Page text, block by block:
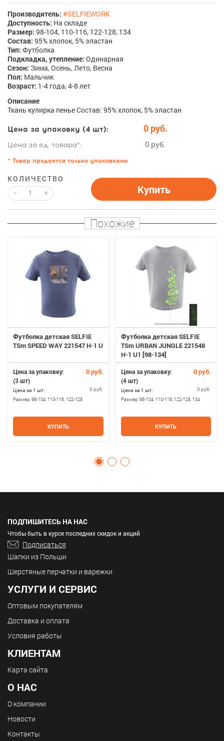
Производитель: #SELFIEWORK
Доступность: На складе
Размер: 98-104, 110-116, 122-128, 134
Состав: 95% хлопок, 5% эластан
Тип: Футболка
Подкладка, утепление: Одинарная
Сезон: Зима, Осень, Лето, Весна
Пол: Мальчик
Возраст: 1-4 года, 4-8 лет
Описание
Ткань кулирка пенье Состав: 95% хлопок, 5% эластан
Цена за упаковку (4 шт): 0 руб.
Цена за ед. товара*: 0 руб.
* Товар продается только упаковками
КОЛИЧЕСТВО
- + Купить
Похожие
Футболка детская SELFIE
TSm SPEED WAY 221547 H-1 U
Цена за упаковку: 0 руб.
(3 шт)
Цена за 1 шт: 0 руб.
Размер:98-104, 110-116, 122-128
КУПИТЬ
Футболка детская SELFIE
TSm URBAN JUNGLE 221548
H-1 U1 [98-134]
Цена за упаковку: 0 руб.
(4 шт)
Цена за 1 шт: 0 руб.
Размер: 98-104, 110-116, 122-128, 134
КУПИТЬ
ПОДПИШИТЕСЬ НА НАС
Чтобы быть в курсе последних скидок и акций
Подписаться
Шапки из Польши
Шерстяные перчатки и варежки
УСЛУГИ И СЕРВИС
Оптовым покупателям
Доставка и оплата
Условия работы
КЛИЕНТАМ
Карта сайта
О НАС
О компании
Новости
Контакты